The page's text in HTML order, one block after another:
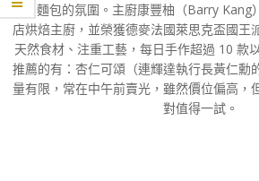
精品麵包的氛圍。主廚康豐柚（Barry Kang
店烘焙主廚，並榮獲德麥法國萊思克盃國王
天然食材、注重工藝，每日手作超過 10 款
推薦的有：杏仁可頌（連輝達執行長黃仁勳
量有限，常在中午前賣光，雖然價位偏高，
對值得一試。